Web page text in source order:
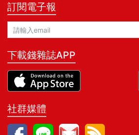
訂閱電子報
下載錢雜誌APP
社群媒體